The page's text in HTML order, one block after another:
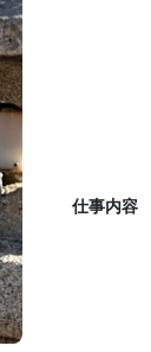
仕事内容